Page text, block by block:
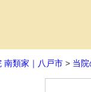
南類家｜八戸市 > 当院